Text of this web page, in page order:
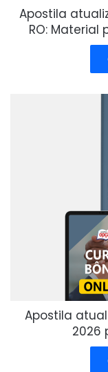
Apostila
RO:
Apostila
2026